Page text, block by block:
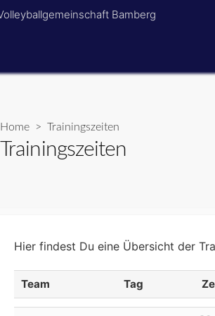
Home > Trainingszeiten
Trainingszeiten
Hier findest Du eine Übersicht der
Team Tag
Team
Tag